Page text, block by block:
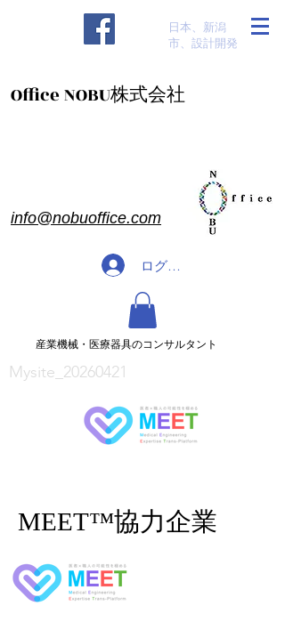
​日本、新潟
市、設計開発
​Office NOBU株式会社
​info@nobuoffice.com
ログイン
​産業機械・医療器具のコンサルタント
Mysite_20260421
MEET™協力企業